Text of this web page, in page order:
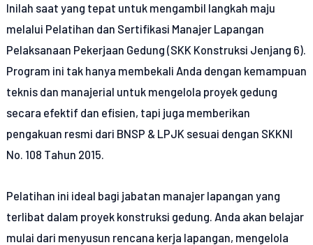
Inilah saat yang tepat untuk mengambil langkah maju
melalui Pelatihan dan Sertifikasi Manajer Lapangan
Pelaksanaan Pekerjaan Gedung (SKK Konstruksi Jenjang 6).
Program ini tak hanya membekali Anda dengan kemampuan
teknis dan manajerial untuk mengelola proyek gedung
secara efektif dan efisien, tapi juga memberikan
pengakuan resmi dari BNSP & LPJK sesuai dengan SKKNI
No. 108 Tahun 2015.
Pelatihan ini ideal bagi jabatan manajer lapangan yang
terlibat dalam proyek konstruksi gedung. Anda akan belajar
mulai dari menyusun rencana kerja lapangan, mengelola